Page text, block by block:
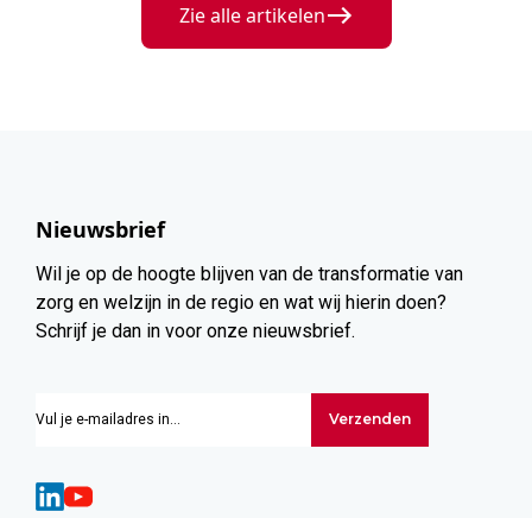
Zie alle artikelen
Nieuwsbrief
Wil je op de hoogte blijven van de transformatie van
zorg en welzijn in de regio en wat wij hierin doen?
Schrijf je dan in voor onze nieuwsbrief.
Verzenden